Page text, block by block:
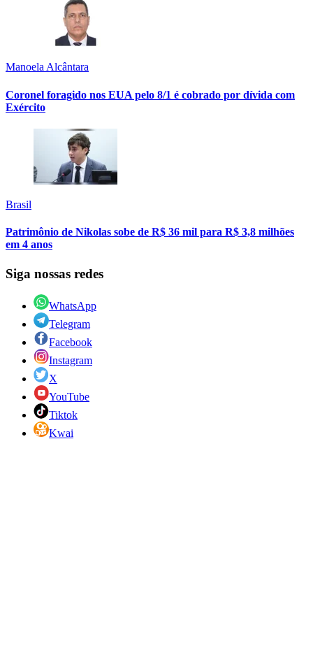
Manoela Alcântara
Coronel foragido nos EUA pelo 8/1 é cobrado por dívida com
Exército
Brasil
Patrimônio de Nikolas sobe de R$ 36 mil para R$ 3,8 milhões
em 4 anos
Siga nossas redes
WhatsApp
Telegram
Facebook
Instagram
X
YouTube
Tiktok
Kwai